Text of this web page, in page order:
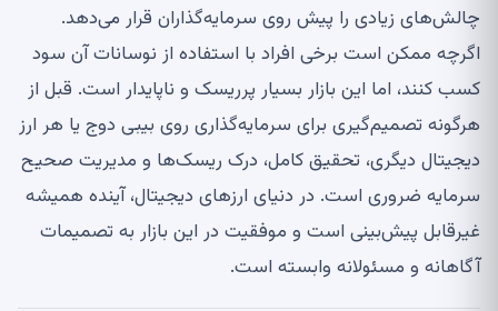
چالش‌های زیادی را پیش روی سرمایه‌گذاران قرار می‌دهد.
اگرچه ممکن است برخی افراد با استفاده از نوسانات آن سود
کسب کنند، اما این بازار بسیار پرریسک و ناپایدار است. قبل از
هرگونه تصمیم‌گیری برای سرمایه‌گذاری روی بیبی دوج یا هر ارز
دیجیتال دیگری، تحقیق کامل، درک ریسک‌ها و مدیریت صحیح
سرمایه ضروری است. در دنیای ارزهای دیجیتال، آینده همیشه
غیرقابل پیش‌بینی است و موفقیت در این بازار به تصمیمات
آگاهانه و مسئولانه وابسته است.